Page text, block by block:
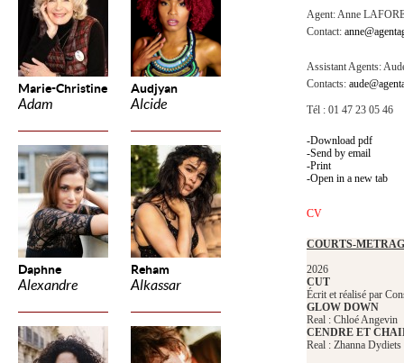
Marie-Christine
Adam
Audjyan
Alcide
Daphne
Alexandre
Reham
Alkassar
Agent:Anne
Contact:
Assistant Agents:
Contacts:
Tél : 01 47 23 05 46
Download pdf
Send by email
Print
Open in a new tab
CV
COURTS-
2026
CUT
Écrit et réalisé par
GLOW DOWN
Real : Chloé Angevin
CENDRE ET
Real : Zhanna Dydiets